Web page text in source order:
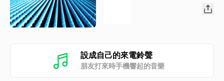
設成自己的來電鈴聲
朋友打來時手機響起的音樂